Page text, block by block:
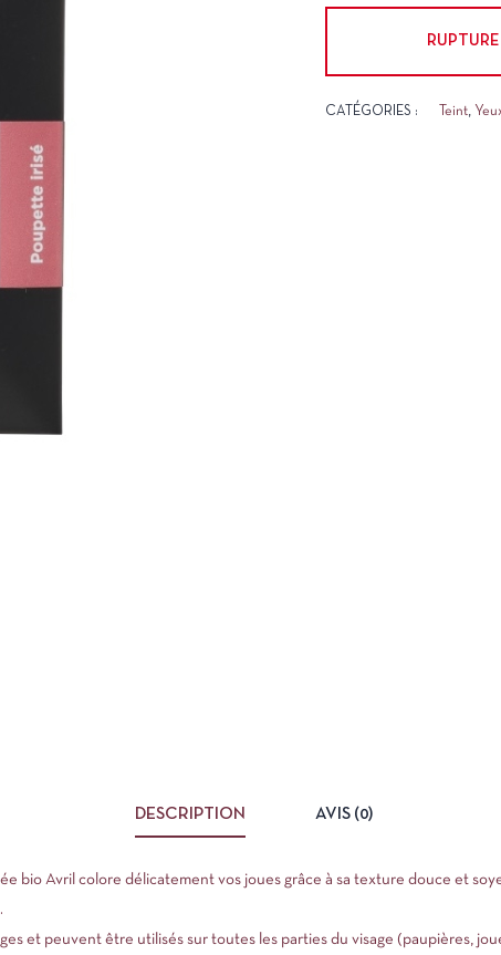
CATÉGORIES : Teint,
DESCRIPTION AVIS (0)
bio Avril colore délicatement vos joues grâce à sa texture douce et
et peuvent être utilisés sur toutes les parties du visage (paupières,